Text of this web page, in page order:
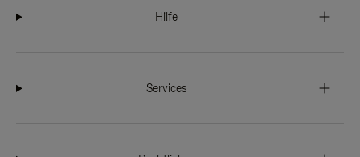
Hilfe
Services